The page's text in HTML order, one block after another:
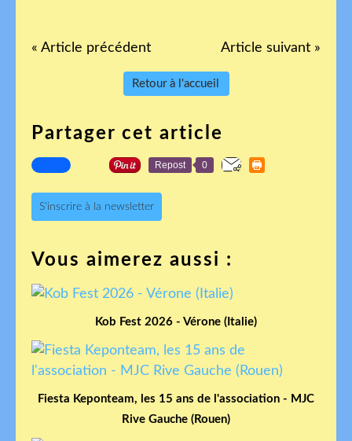
« Article précédent Article suivant »
Retour à l'accueil
Partager cet article
Repost 0
S'inscrire à la newsletter
Vous aimerez aussi :
Kob Fest 2026 - Vérone (Italie)
Fiesta Keponteam, les 15 ans de l'association - MJC
Rive Gauche (Rouen)